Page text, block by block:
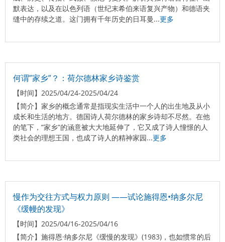
默表达，以及在以色列语（世纪末希伯来语复兴产物）和德语夹
缝中的存续之道。这门拥有千年历史的日耳曼...更多
何谓”家乡”？：荷尔德林家乡诗鉴赏
【时间】 2025/04/24-2025/04/24
【简介】 家乡的概念通常是指现实生活中一个人的出生地及从小
成长和生活的地方。德国诗人荷尔德林的家乡诗却不尽然。在他
的笔下，”家乡”的涵意被大大地延伸了，它又成了诗人憧憬的人
类社会的理想王国，也成了诗人的精神家园...更多
慢作为交往方式与权力原则 ——试论施得恩•纳多尔尼
《缓幔的发现》
【时间】 2025/04/16-2025/04/16
【简介】 施得恩·纳多尔尼《缓慢的发现》(1983)，也如惯常的后